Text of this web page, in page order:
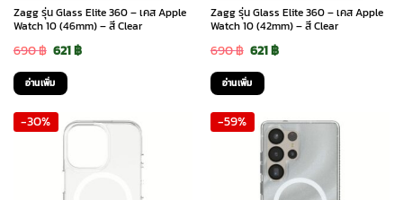
Zagg รุ่น Glass Elite 360 – เคส Apple
Watch 10 (46mm) – สี Clear
690฿ Original
price
was:
690 ฿.
621฿Current
621 ฿.
อ่านเพิ่ม
Zagg รุ่น Glass Elite 360 – เคส Apple
Watch 10 (42mm) – สี Clear
690฿ Original
price
was:
690 ฿.
621฿Current
621 ฿.
อ่านเพิ่ม
-30% -59%